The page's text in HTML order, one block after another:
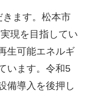
ます。松本市
現を目指してい
生可能エネルギ
います。令和5
備導入を後押し